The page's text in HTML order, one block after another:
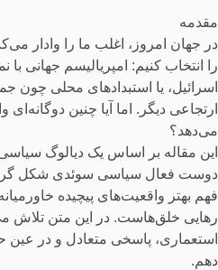
مقدمه
در جهان امروز، اغلب ما را وادار
را انتخاب کنیم: امپریالیسم جهانی با
اسرائیل، یا استبدادهای محلی چون
ارتجاعی دیگر. اما آیا چنین
می‌دهد؟
این مقاله بر اساس یک دیالوگ
دوست فعال سیاسی سوئدی شکل
فهم بهتر واقعیت‌های پیچیده
رهایی خلق‌هاست. در این متن تلاش
استعماری، پاسخی متعادل و در عین
دهم.